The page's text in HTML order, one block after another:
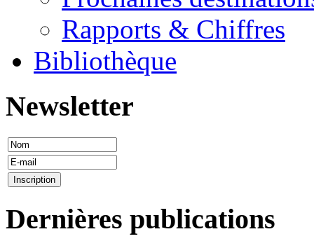
Rapports & Chiffres
Bibliothèque
Newsletter
Dernières publications